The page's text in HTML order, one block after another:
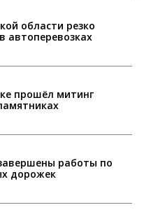
области резко
автоперевозках
прошёл митинг
работы по
дорожек